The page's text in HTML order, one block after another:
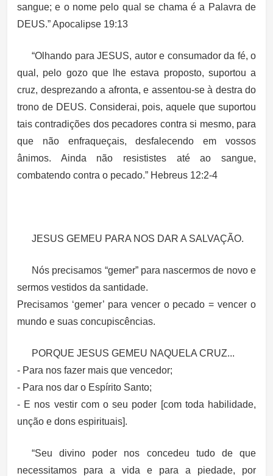
sangue; e o nome pelo qual se chama é a Palavra de
DEUS.” Apocalipse 19:13
“Olhando para JESUS, autor e consumador da fé, o
qual, pelo gozo que lhe estava proposto, suportou a
cruz, desprezando a afronta, e assentou-se à destra do
trono de DEUS. Considerai, pois, aquele que suportou
tais contradições dos pecadores contra si mesmo, para
que não enfraqueçais, desfalecendo em vossos
ânimos. Ainda não resististes até ao sangue,
combatendo contra o pecado.” Hebreus 12:2-4
JESUS GEMEU PARA NOS DAR A SALVAÇÃO.
Nós precisamos “gemer” para nascermos de novo e
sermos vestidos da santidade.
Precisamos ‘gemer’ para vencer o pecado = vencer o
mundo e suas concupiscências.
PORQUE JESUS GEMEU NAQUELA CRUZ...
- Para nos fazer mais que vencedor;
- Para nos dar o Espírito Santo;
- E nos vestir com o seu poder [com toda habilidade,
unção e dons espirituais].
“Seu divino poder nos concedeu tudo de que
necessitamos para a vida e para a piedade, por